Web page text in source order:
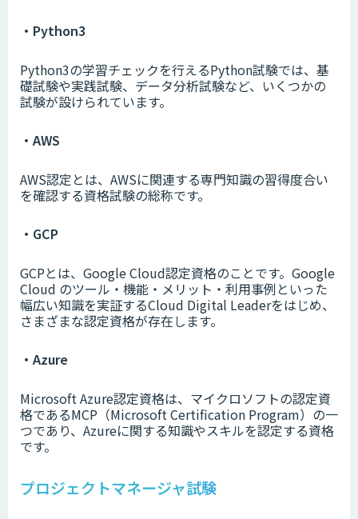
・Python3
Python3の学習チェックを行えるPython試験では、基
礎試験や実践試験、データ分析試験など、いくつかの
試験が設けられています。
・AWS
AWS認定とは、AWSに関連する専門知識の習得度合い
を確認する資格試験の総称です。
・GCP
GCPとは、Google Cloud認定資格のことです。Google
Cloud のツール・機能・メリット・利用事例といった
幅広い知識を実証するCloud Digital Leaderをはじめ、
さまざまな認定資格が存在します。
・Azure
Microsoft Azure認定資格は、マイクロソフトの認定資
格であるMCP（Microsoft Certification Program）の一
つであり、Azureに関する知識やスキルを認定する資格
です。
プロジェクトマネージャ試験